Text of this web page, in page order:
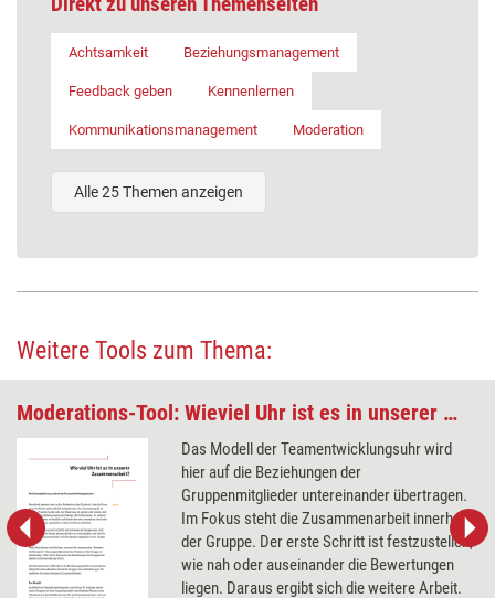
Achtsamkeit Beziehungsmanagement
Feedback geben Kennenlernen
Kommunikationsmanagement Moderation
Alle 25 Themen anzeigen
Weitere Tools zum Thema:
Moderations-Tool: Wieviel Uhr ist es in unserer Zusammenarbeit?
Das Modell der Teamentwicklungsuhr wird
hier auf die Beziehungen der
Gruppenmitglieder untereinander übertragen.
Im Fokus steht die Zusammenarbeit innerhalb
der Gruppe. Der erste Schritt ist festzustellen,
wie nah oder auseinander die Bewertungen
liegen. Daraus ergibt sich die weitere Arbeit.